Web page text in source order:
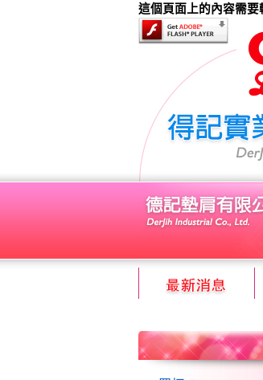
這個頁面上的內容需